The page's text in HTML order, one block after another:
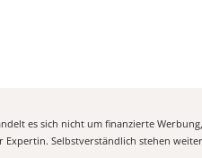
es sich nicht um finanzierte
Selbstverständlich stehen